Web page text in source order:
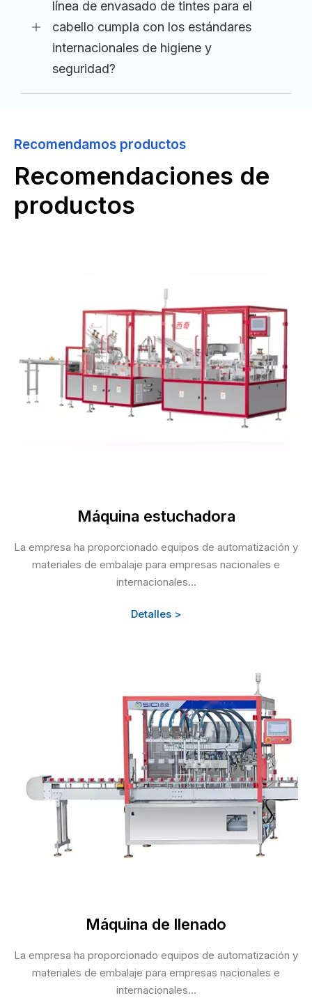
línea de envasado de tintes para el
cabello cumpla con los estándares
internacionales de higiene y
seguridad?
Recomendamos productos
Recomendaciones de
productos
Máquina estuchadora
La empresa ha proporcionado equipos de automatización y
materiales de embalaje para empresas nacionales e
internacionales...
Detalles >
Máquina de llenado
La empresa ha proporcionado equipos de automatización y
materiales de embalaje para empresas nacionales e
internacionales...